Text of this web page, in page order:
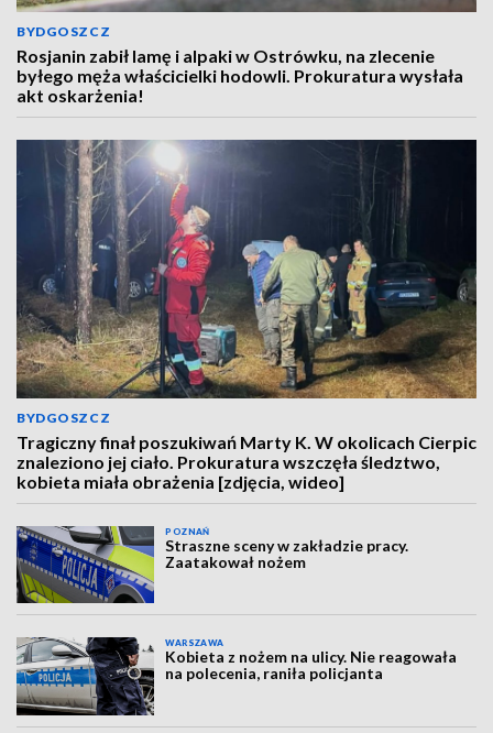
BYDGOSZCZ
Rosjanin zabił lamę i alpaki w Ostrówku, na zlecenie
byłego męża właścicielki hodowli. Prokuratura wysłała
akt oskarżenia!
BYDGOSZCZ
Tragiczny finał poszukiwań Marty K. W okolicach Cierpic
znaleziono jej ciało. Prokuratura wszczęła śledztwo,
kobieta miała obrażenia [zdjęcia, wideo]
POZNAŃ
Straszne sceny w zakładzie pracy.
Zaatakował nożem
WARSZAWA
Kobieta z nożem na ulicy. Nie reagowała
na polecenia, raniła policjanta